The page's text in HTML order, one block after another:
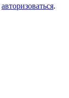
авторизоваться.